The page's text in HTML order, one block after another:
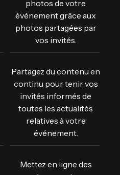
photos de votre
événement grâce aux
photos partagées par
vos invités.
Partagez du contenu en
continu pour tenir vos
invités informés de
toutes les actualités
relatives à votre
événement.
Mettez en ligne des